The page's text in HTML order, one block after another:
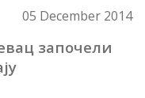
05 December 2014
започели